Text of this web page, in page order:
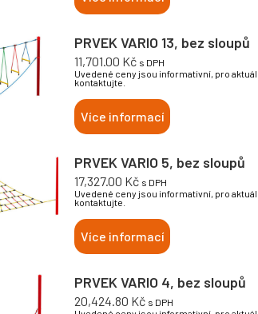
PRVEK VARIO 13, bez sloupů
11,701.00 Kč s DPH
Uvedené ceny jsou informativní, pro
kontaktujte.
Více informací
PRVEK VARIO 5, bez sloupů
17,327.00 Kč s DPH
Uvedené ceny jsou informativní, pro
kontaktujte.
Více informací
PRVEK VARIO 4, bez sloupů
20,424.80 Kč s DPH